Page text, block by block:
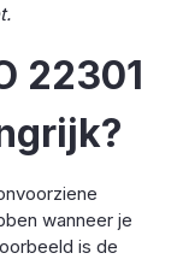
22301
wanneer je
is de